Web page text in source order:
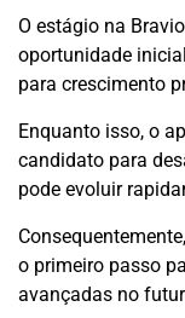
O estágio na
oportunidade
para crescimento
Enquanto isso, o
candidato para
pode evoluir
o primeiro passo
avançadas no